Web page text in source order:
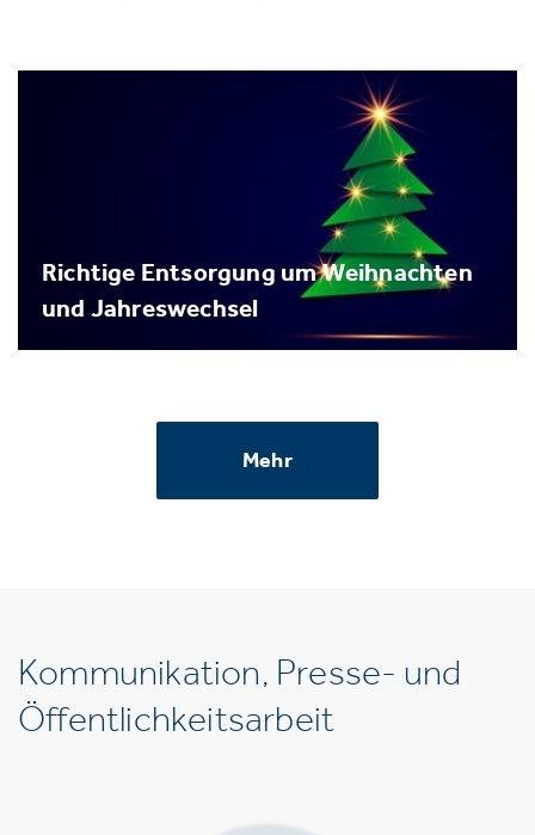
Richtige Entsorgung um Weihnachten
und Jahreswechsel
Mehr
Kommunikation, Presse- und
Öffentlichkeitsarbeit